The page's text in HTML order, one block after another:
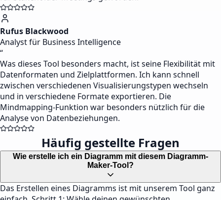
Rufus Blackwood
Analyst für Business Intelligence
“
Was dieses Tool besonders macht, ist seine Flexibilität mit
Datenformaten und Zielplattformen. Ich kann schnell
zwischen verschiedenen Visualisierungstypen wechseln
und in verschiedene Formate exportieren. Die
Mindmapping-Funktion war besonders nützlich für die
Analyse von Datenbeziehungen.
Häufig gestellte Fragen
Wie erstelle ich ein Diagramm mit diesem Diagramm-
Maker-Tool?
Das Erstellen eines Diagramms ist mit unserem Tool ganz